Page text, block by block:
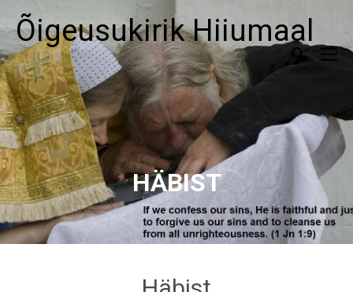
Õigeusukirik Hiiumaal
HÄBIST